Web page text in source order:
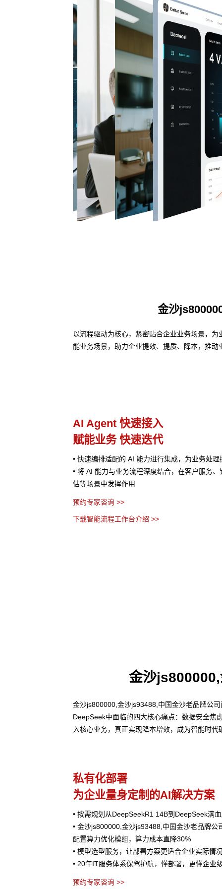
金沙
以流程驱动为核心，紧密贴合企业业务场景，
能业务场景，助力企业提效、提质、降本，推动
业务流程管理
避免流程设计和实际执行差异
• 将业务流程以作战地图的形式进行可视化呈现
个环节、节点之间的关系以及当前流程所处阶段
• AI 分析任务处理时间、资源消耗等指标数据，
务流程
金沙
金沙js800000,金沙js93488,中国金沙老品牌公
DeepSeek中面临的四大核心痛点：数据安全焦
入核心业务，真正实现降本增效，成为智能时代
私有化部署
为企业量身定制的AI解决方案
• 按需规划从DeepSeekR1 14B到DeepSeek满
• 金沙js800000,金沙js93488,中国金沙老品牌公
配置算力优化模组，算力成本直降30%
• 模型选型服务，让部署方案更适合企业实际情
• 20年IT服务体系保驾护航，懂部署，更懂企业
预约专家咨询 >>